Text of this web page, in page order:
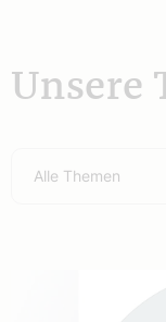
Unsere
Alle Themen